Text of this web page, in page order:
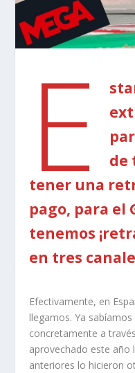
E
de
tener una
pago, para el
tenemos
en tres
Efectivamente, en
llegamos. Ya
concretamente a
aprovechado este año
anteriores lo hicieron